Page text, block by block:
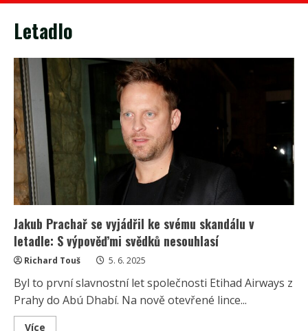
Letadlo
Jakub Prachař se vyjádřil ke svému skandálu v
letadle: S výpověďmi svědků nesouhlasí
Richard Touš 5. 6. 2025
Byl to první slavnostní let společnosti Etihad Airways z
Prahy do Abú Dhabí. Na nově otevřené lince...
Více